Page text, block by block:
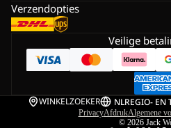
Verzendopties
Veilige
WINKELZOEKER NLREGIO- EN
PrivacyAfdrukAlgemene
© 2026 Jack